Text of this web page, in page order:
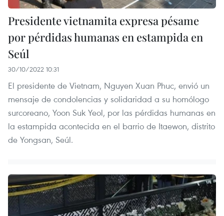
Presidente vietnamita expresa pésame
por pérdidas humanas en estampida en
Seúl
30/10/2022 10:31
El presidente de Vietnam, Nguyen Xuan Phuc, envió un
mensaje de condolencias y solidaridad a su homólogo
surcoreano, Yoon Suk Yeol, por las pérdidas humanas en
la estampida acontecida en el barrio de Itaewon, distrito
de Yongsan, Seúl.